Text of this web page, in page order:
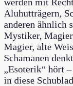
Aluhutträgern,
anderen ähnlich
Mystiker,
Magier, alte
Schamanen
„Esoterik“ hört
in diese